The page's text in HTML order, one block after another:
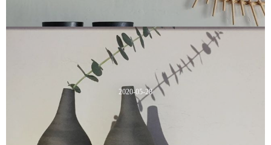
2020-05-28